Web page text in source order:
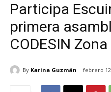
Participa
primera
CODESIN
By Karina Guzmán febrero